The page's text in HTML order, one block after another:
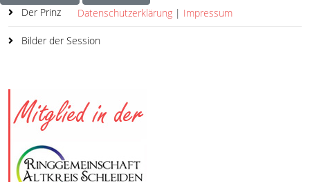
Der Prinz
Bilder der Session
Datenschutzerklärung | Impressum